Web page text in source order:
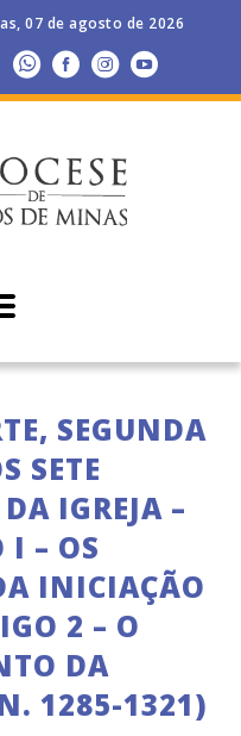
07 de agosto de 2026
SEGUNDA
SETE
IGREJA –
I – OS
INICIAÇÃO
2 – O
DA
1285-1321)